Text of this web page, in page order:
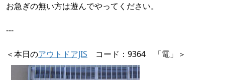
お急ぎの無い方は遊んでやってください。
---
＜本日のアウトドアJIS コード：9364 「電」＞